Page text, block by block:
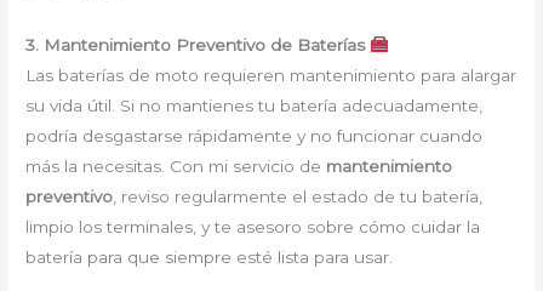
3. Mantenimiento Preventivo de Baterías
Las baterías de moto requieren mantenimiento para alargar
su vida útil. Si no mantienes tu batería adecuadamente,
podría desgastarse rápidamente y no funcionar cuando
más la necesitas. Con mi servicio de mantenimiento
preventivo , reviso regularmente el estado de tu batería,
limpio los terminales, y te asesoro sobre cómo cuidar la
batería para que siempre esté lista para usar.